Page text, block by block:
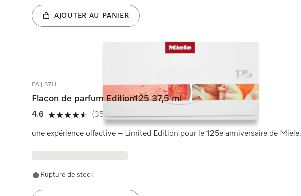
AJOUTER AU PANIER
FA J 371 L
Flacon de parfum Edition125 37,5 ml
4.6
4.6 étoiles sur 5
(35 critiques)
une expérience olfactive – Limited Edition pour le 125e anniversaire de Miele.
Rupture de stock